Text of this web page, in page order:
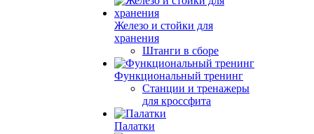
Железо и стойки для
хранения
Штанги в сборе
Функциональный тренинг
Станции и тренажеры
для кроссфита
Палатки